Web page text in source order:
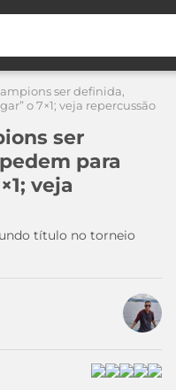
ser definida,
o 7×1; veja repercussão
ser
para
veja
título no torneio